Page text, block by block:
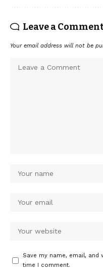
Leave a
Your email address will not be
Save my name, email,
time I comment.